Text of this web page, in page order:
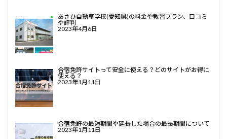
あさひ自動車学校(愛知県)の料金や教習プラン、口コミ
や評判
2023年4月6日
合宿免許サイトって安全に使える？どのサイトがお得に
使える？
2023年1月11日
合宿免許の最短期間や延長した場合の最長期間について
2023年1月11日